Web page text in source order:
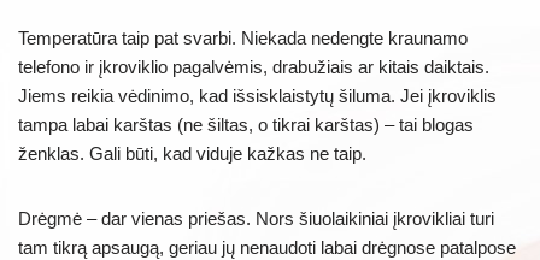
Temperatūra taip pat svarbi. Niekada nedengte kraunamo
telefono ir įkroviklio pagalvėmis, drabužiais ar kitais daiktais.
Jiems reikia vėdinimo, kad išsisklaistytų šiluma. Jei įkroviklis
tampa labai karštas (ne šiltas, o tikrai karštas) – tai blogas
ženklas. Gali būti, kad viduje kažkas ne taip.
Drėgmė – dar vienas priešas. Nors šiuolaikiniai įkrovikliai turi
tam tikrą apsaugą, geriau jų nenaudoti labai drėgnose patalpose